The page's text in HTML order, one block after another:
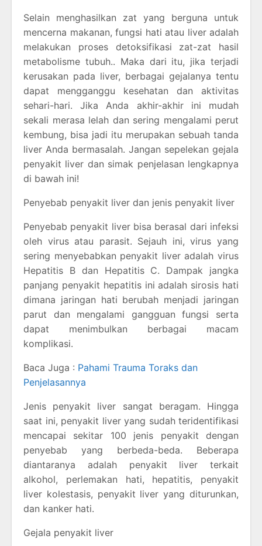
Selain menghasilkan zat yang berguna untuk
mencerna makanan, fungsi hati atau liver adalah
melakukan proses detoksifikasi zat-zat hasil
metabolisme tubuh.. Maka dari itu, jika terjadi
kerusakan pada liver, berbagai gejalanya tentu
dapat mengganggu kesehatan dan aktivitas
sehari-hari. Jika Anda akhir-akhir ini mudah
sekali merasa lelah dan sering mengalami perut
kembung, bisa jadi itu merupakan sebuah tanda
liver Anda bermasalah. Jangan sepelekan gejala
penyakit liver dan simak penjelasan lengkapnya
di bawah ini!
Penyebab penyakit liver dan jenis penyakit liver
Penyebab penyakit liver bisa berasal dari infeksi
oleh virus atau parasit. Sejauh ini, virus yang
sering menyebabkan penyakit liver adalah virus
Hepatitis B dan Hepatitis C. Dampak jangka
panjang penyakit hepatitis ini adalah sirosis hati
dimana jaringan hati berubah menjadi jaringan
parut dan mengalami gangguan fungsi serta
dapat menimbulkan berbagai macam
komplikasi.
Baca Juga : Pahami Trauma Toraks dan
Penjelasannya
Jenis penyakit liver sangat beragam. Hingga
saat ini, penyakit liver yang sudah teridentifikasi
mencapai sekitar 100 jenis penyakit dengan
penyebab yang berbeda-beda. Beberapa
diantaranya adalah penyakit liver terkait
alkohol, perlemakan hati, hepatitis, penyakit
liver kolestasis, penyakit liver yang diturunkan,
dan kanker hati.
Gejala penyakit liver